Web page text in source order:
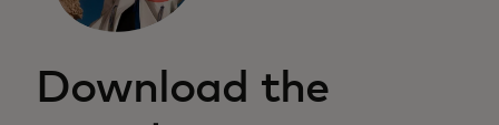
Download the